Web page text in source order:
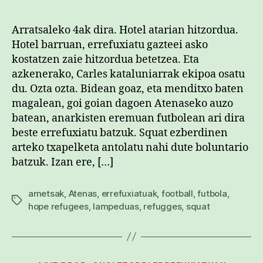
Arratsaleko 4ak dira. Hotel atarian hitzordua.
Hotel barruan, errefuxiatu gazteei asko
kostatzen zaie hitzordua betetzea. Eta
azkenerako, Carles kataluniarrak ekipoa osatu
du. Ozta ozta. Bidean goaz, eta menditxo baten
magalean, goi goian dagoen Atenaseko auzo
batean, anarkisten eremuan futbolean ari dira
beste errefuxiatu batzuk. Squat ezberdinen
arteko txapelketa antolatu nahi dute boluntario
batzuk. Izan ere, […]
Etiketak
ametsak, Atenas, errefuxiatuak, football,futbola,
hope refugees, lampeduas, refugges, squat